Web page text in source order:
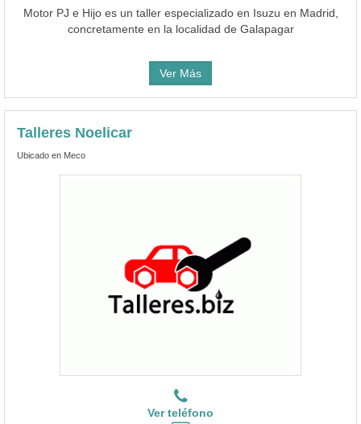
Motor PJ e Hijo es un taller especializado en Isuzu en Madrid,
concretamente en la localidad de Galapagar
Ver Más
Talleres Noelicar
Ubicado en Meco
Ver teléfono